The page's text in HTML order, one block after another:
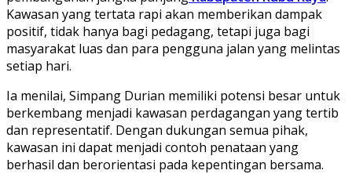
Kawasan yang tertata rapi akan memberikan dampak
positif, tidak hanya bagi pedagang, tetapi juga bagi
masyarakat luas dan para pengguna jalan yang melintas
setiap hari.
Ia menilai, Simpang Durian memiliki potensi besar untuk
berkembang menjadi kawasan perdagangan yang tertib
dan representatif. Dengan dukungan semua pihak,
kawasan ini dapat menjadi contoh penataan yang
berhasil dan berorientasi pada kepentingan bersama.